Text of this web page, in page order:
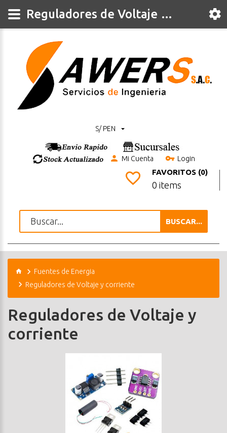
S/ PEN
Mi Cuenta Login
FAVORITOS (0)
0 items
BUSCAR...
Fuentes de Energia
Reguladores de Voltaje y corriente
Reguladores de Voltaje y
corriente
Reguladores de Voltaje y corriente